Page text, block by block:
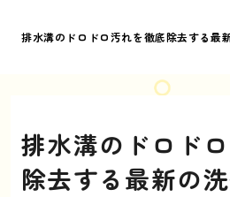
排水溝のドロドロ汚れを徹底除去する最
排水溝のドロド
除去する最新の